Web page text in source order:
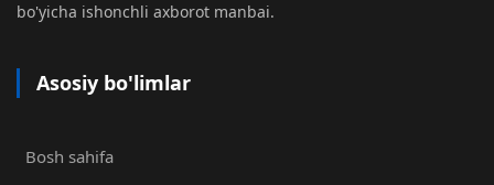
bo'yicha ishonchli axborot manbai.
Asosiy bo'limlar
Bosh sahifa